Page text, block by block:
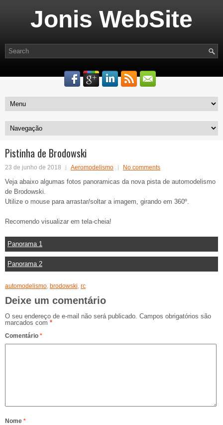
Jonis WebSite
Pistinha de Brodowski
23 de junho de 2018 Aeromodelismo No comments
Veja abaixo algumas fotos panoramicas da nova pista de automodelismo
de Brodowski.
Utilize o mouse para arrastar/soltar a imagem, girando em 360º.
Recomendo visualizar em tela-cheia!
Panorama 1
Panorama 2
automodelismo, brodowski, rc
Deixe um comentário
O seu endereço de e-mail não será publicado. Campos obrigatórios são
marcados com *
Comentário *
Nome *